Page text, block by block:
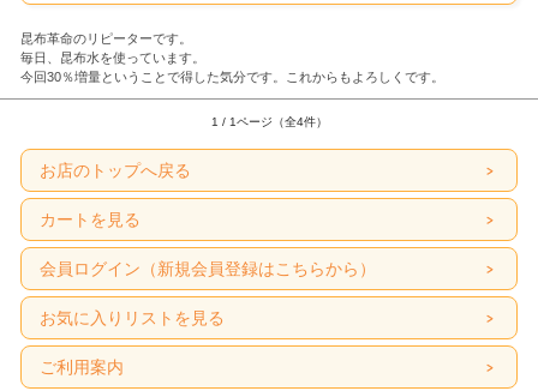
昆布革命のリピーターです。
毎日、昆布水を使っています。
今回30％増量ということで得した気分です。これからもよろしくです。
1 / 1ページ（全4件）
お店のトップへ戻る
カートを見る
会員ログイン（新規会員登録はこちらから）
お気に入りリストを見る
ご利用案内